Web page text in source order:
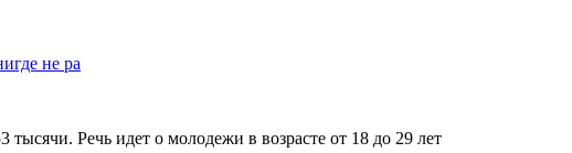
не ра
Речь идет о молодежи в возрасте от 18 до 29 лет